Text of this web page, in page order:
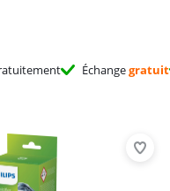
Échangegratuit